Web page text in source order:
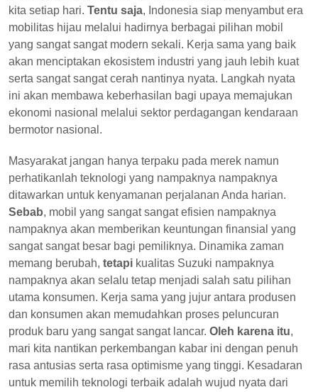
kita setiap hari. Tentu saja, Indonesia siap menyambut era
mobilitas hijau melalui hadirnya berbagai pilihan mobil
yang sangat sangat modern sekali. Kerja sama yang baik
akan menciptakan ekosistem industri yang jauh lebih kuat
serta sangat sangat cerah nantinya nyata. Langkah nyata
ini akan membawa keberhasilan bagi upaya memajukan
ekonomi nasional melalui sektor perdagangan kendaraan
bermotor nasional.
Masyarakat jangan hanya terpaku pada merek namun
perhatikanlah teknologi yang nampaknya nampaknya
ditawarkan untuk kenyamanan perjalanan Anda harian.
Sebab, mobil yang sangat sangat efisien nampaknya
nampaknya akan memberikan keuntungan finansial yang
sangat sangat besar bagi pemiliknya. Dinamika zaman
memang berubah, tetapi kualitas Suzuki nampaknya
nampaknya akan selalu tetap menjadi salah satu pilihan
utama konsumen. Kerja sama yang jujur antara produsen
dan konsumen akan memudahkan proses peluncuran
produk baru yang sangat sangat lancar. Oleh karena itu,
mari kita nantikan perkembangan kabar ini dengan penuh
rasa antusias serta rasa optimisme yang tinggi. Kesadaran
untuk memilih teknologi terbaik adalah wujud nyata dari